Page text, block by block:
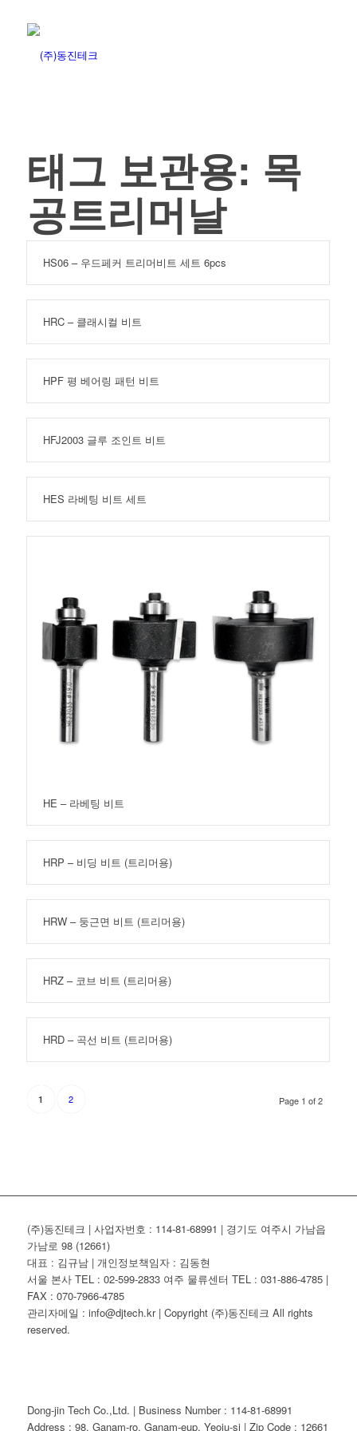
태그 보관용: 목
공트리머날
HS06 – 우드페커 트리머비트 세트 6pcs
HRC – 클래시컬 비트
HPF 평 베어링 패턴 비트
HFJ2003 글루 조인트 비트
HES 라베팅 비트 세트
HE – 라베팅 비트
HRP – 비딩 비트 (트리머용)
HRW – 둥근면 비트 (트리머용)
HRZ – 코브 비트 (트리머용)
HRD – 곡선 비트 (트리머용)
Page 1 of 2
1 2
(주)동진테크 | 사업자번호 : 114-81-68991 | 경기도 여주시 가남읍
가남로 98 (12661)
대표 : 김규남 | 개인정보책임자 : 김동현
서울 본사 TEL : 02-599-2833 여주 물류센터 TEL : 031-886-4785 |
FAX : 070-7966-4785
관리자메일 : info@djtech.kr | Copyright (주)동진테크 All rights
reserved.
Dong-jin Tech Co.,Ltd. | Business Number : 114-81-68991
Address : 98, Ganam-ro, Ganam-eup, Yeoju-si | Zip Code : 12661